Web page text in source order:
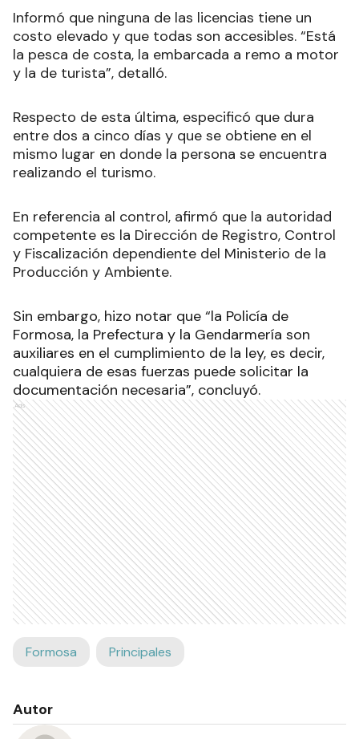
Informó que ninguna de las licencias tiene un
costo elevado y que todas son accesibles. “Está
la pesca de costa, la embarcada a remo a motor
y la de turista”, detalló.
Respecto de esta última, especificó que dura
entre dos a cinco días y que se obtiene en el
mismo lugar en donde la persona se encuentra
realizando el turismo.
En referencia al control, afirmó que la autoridad
competente es la Dirección de Registro, Control
y Fiscalización dependiente del Ministerio de la
Producción y Ambiente.
Sin embargo, hizo notar que “la Policía de
Formosa, la Prefectura y la Gendarmería son
auxiliares en el cumplimiento de la ley, es decir,
cualquiera de esas fuerzas puede solicitar la
documentación necesaria”, concluyó.
Ads
Formosa Principales
Autor